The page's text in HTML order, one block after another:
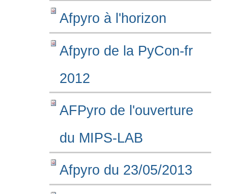
Afpyro à l'horizon
Afpyro de la PyCon-fr
2012
AFPyro de l'ouverture
du MIPS-LAB
Afpyro du 23/05/2013